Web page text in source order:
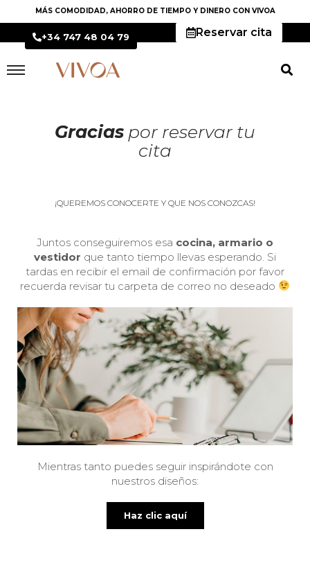
MÁS COMODIDAD, AHORRO DE TIEMPO Y DINERO CON VIVOA
+34 747 48 04 79 Reservar cita
Gracias por reservar tu
cita
¡QUEREMOS CONOCERTE Y QUE NOS CONOZCAS!
Juntos conseguiremos esa cocina, armario o
vestidor que tanto tiempo llevas esperando. Si
tardas en recibir el email de confirmación por favor
recuerda revisar tu carpeta de correo no deseado
Mientras tanto puedes seguir inspirándote con
nuestros diseños:
Haz clic aquí